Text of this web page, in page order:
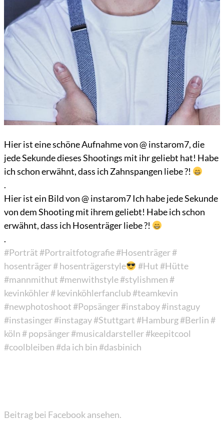
Hier ist eine schöne Aufnahme von @ instarom7, die
jede Sekunde dieses Shootings mit ihr geliebt hat! Habe
ich schon erwähnt, dass ich Zahnspangen liebe ?!
.
Hier ist ein Bild von @ instarom7 Ich habe jede Sekunde
von dem Shooting mit ihrem geliebt! Habe ich schon
erwähnt, dass ich Hosenträger liebe ?!
.
#Porträt#Portraitfotografie#Hosenträger#
hosenträger# hosenträgerstyle #Hut#Hütte
#mannmithut#menwithstyle#stylishmen#
kevinköhler# kevinköhlerfanclub#teamkevin
#newphotoshoot#Popsänger#instaboy#instaguy
#instasinger#instagay#Stuttgart#Hamburg#Berlin#
köln# popsänger#musicaldarsteller#keepitcool
#coolbleiben#da ich bin#dasbinich
Beitrag bei Facebook ansehen.